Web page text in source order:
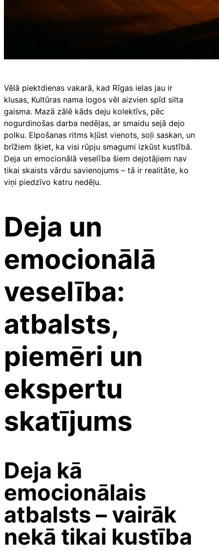
Vēlā piektdienas vakarā, kad Rīgas ielas jau ir
klusas, Kultūras nama logos vēl aizvien spīd silta
gaisma. Mazā zālē kāds deju kolektīvs, pēc
nogurdinošas darba nedēļas, ar smaidu sejā dejo
polku. Elpošanas ritms kļūst vienots, soļi saskan, un
brīžiem šķiet, ka visi rūpju smagumi izkūst kustībā.
Deja un emocionālā veselība šiem dejotājiem nav
tikai skaists vārdu savienojums – tā ir realitāte, ko
viņi piedzīvo katru nedēļu.
Deja un
emocionālā
veselība:
atbalsts,
piemēri un
ekspertu
skatījums
Deja kā
emocionālais
atbalsts – vairāk
nekā tikai kustība